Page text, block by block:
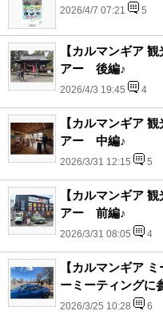
2026/4/7 07:21 5
【カルマンギア
アー 後編♪
2026/4/3 19:45 4
【カルマンギア
アー 中編♪
2026/3/31 12:15 5
【カルマンギア
アー 前編♪
2026/3/31 08:05 4
【カルマンギア
ーミーティングに
2026/3/25 10:28 6